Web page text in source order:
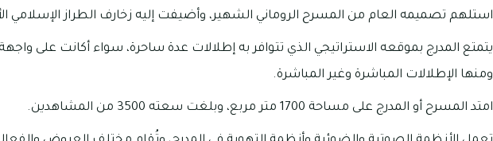
استلهم تصميمه العام من المسرح الروماني الشهير، وأضيفت إليه زخارف الطراز الإسلامي
يتمتع المدرج بموقعه الاستراتيجي الذي تتوافر به إطلالات عدة ساحرة، سواء أكانت على واجهة
ومنها الإطلالات المباشرة وغير المباشرة.
امتد المسرح أو المدرج على مساحة 1700 متر مربع، وبلغت سعته 3500 من المشاهدين.